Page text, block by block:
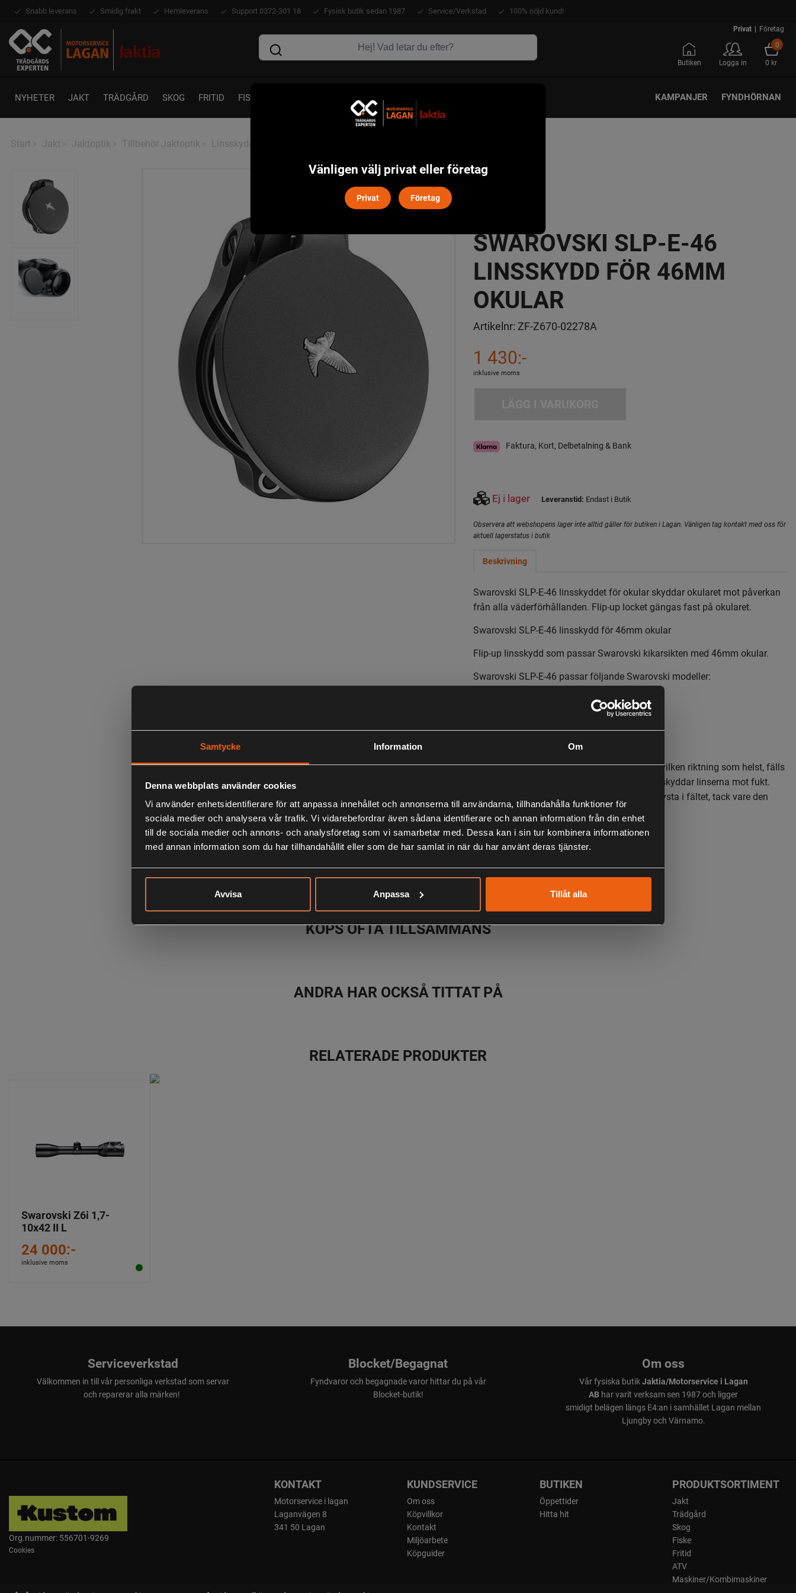
Samtycke Information Om
Denna webbplats använder cookies
Vi använder enhetsidentifierare för att anpassa innehållet och annonserna till användarna, tillhandahålla funktioner för
sociala medier och analysera vår trafik. Vi vidarebefordrar även sådana identifierare och annan information från din enhet
till de sociala medier och annons- och analysföretag som vi samarbetar med. Dessa kan i sin tur kombinera informationen
med annan information som du har tillhandahållit eller som de har samlat in när du har använt deras tjänster.
Avvisa Anpassa Tillåt alla
Snabb leverans Smidig frakt Hemleverans Support 0372-301 18 Fysisk butik sedan 1987 Service/Verkstad 100% nöjd kund!
Privat | Företag
Butiken Logga in
0
0 kr
NYHETER JAKT TRÄDGÅRD SKOG FRITID FISKE KAMPANJER FYNDHÖRNAN
Start > Jakt > Jaktoptik > Tillbehör Jaktoptik > Linsskydd
SWAROVSKI SLP-E-46
LINSSKYDD FÖR 46MM
OKULAR
Artikelnr: ZF-Z670-02278A
1 430:-
inklusive moms
Faktura, Kort, Delbetalning & Bank
Ej i lager Leveranstid: Endast i Butik
Observera att webshopens lager inte alltid gäller för butiken i Lagan. Vänligen tag kontakt med oss för
aktuell lagerstatus i butik
Beskrivning
Swarovski SLP-E-46 linsskyddet för okular skyddar okularet mot påverkan
från alla väderförhållanden. Flip-up locket gängas fast på okularet.
Swarovski SLP-E-46 linsskydd för 46mm okular
Flip-up linsskydd som passar Swarovski kikarsikten med 46mm okular.
Swarovski SLP-E-46 passar följande Swarovski modeller:
- X5, X5i
Aluminiumkåpan kan roteras 360 °, öppnas i vilken riktning som helst, fälls
ner på siktet och har en magnetfångare. Den skyddar linserna mot fukt.
väta och yttre skador och är förhållandeviss tysta i fältet, tack vare den
magnetiska låsningen.
LIKNANDE PRODUKTER
KÖPS OFTA TILLSAMMANS
ANDRA HAR OCKSÅ TITTAT PÅ
RELATERADE PRODUKTER
Swarovski Z6i 1,7-
10x42 II L
24 000:-
inklusive moms
Serviceverkstad
Välkommen in till vår personliga verkstad som servar
och reparerar alla märken!
Blocket/Begagnat
Fyndvaror och begagnade varor hittar du på vår
Blocket-butik!
Om oss
Vår fysiska butikJaktia/Motorservice i Lagan
AB har varit verksam sen 1987 och ligger
smidigt belägen längs E4:an i samhället Lagan mellan
Ljungby och Värnamo.
Org.nummer: 556701-9269
Cookies
KONTAKT
Motorservice i lagan
Laganvägen 8
341 50 Lagan
KUNDSERVICE
Om oss
Köpvillkor
Kontakt
Miljöarbete
Köpguider
BUTIKEN
Öppettider
Hitta hit
PRODUKTSORTIMENT
Jakt
Trädgård
Skog
Fiske
Fritid
ATV
Maskiner/Kombimaskiner
Vänligen välj privat eller företag
Privat Företag